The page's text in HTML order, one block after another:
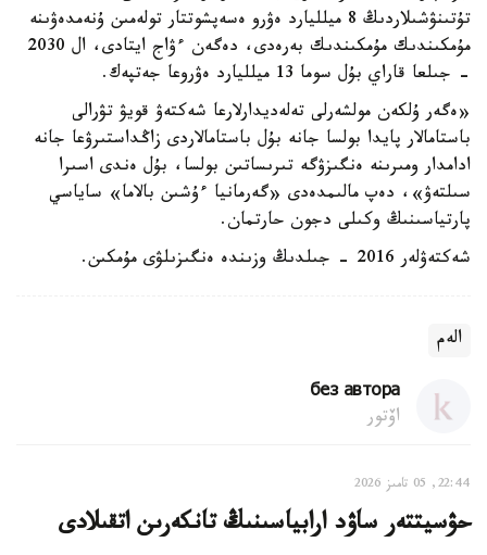
تۇتىنۋشىلاردىڭ 8 ميلليارد ەۋرو ەسەپشوتتار تولەمىن ۇنەمدەۋىنە
مۇمكىندىك مۇمكىندىك بەرەدى، دەگەن ءۋاج ايتادى، ال 2030
- جىلعا قاراي بۇل سوما 13 ميلليارد ەۋروعا جەتپەك.
«ەگەر ۇلكەن مولشەرلى تەلەديدارلارعا شەكتەۋ قويۋ تۋرالى
باستامالار پايدا بولسا جانە بۇل باستامالاردى زاڭداستىرۋعا جانە
ادامدار ومىرىنە ەنگىزۋگە تىرىساتىن بولسا، بۇل ەندى اسىرا
سىلتەۋ»، دەپ مالىمدەدى «گەرمانيا ءۇشىن بالاما» ساياسي
پارتياسىنىڭ وكىلى دجون حارتمان.
شەكتەۋلەر 2016 - جىلدىڭ وزىندە ەنگىزىلۋى مۇمكىن.
الەم
без автора
اۆتور
22:44, 05 تامىز 2026
حۋسيتتەر ساۋد ارابياسىنىڭ تانكەرىن اتقىلادى